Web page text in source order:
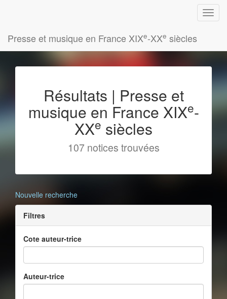
Presse et musique en France XIXe-XXe siècles
Résultats | Presse et
musique en France XIXe-
XXe siècles
107 notices trouvées
Nouvelle recherche
Filtres
Cote auteur-trice
Auteur-trice